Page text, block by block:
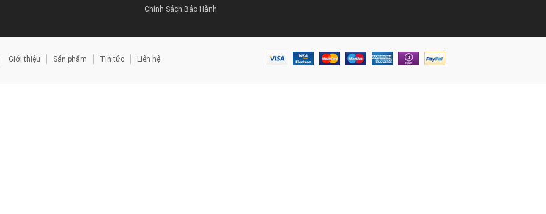
Chính Sách Bảo Hành
Giới thiệu Sản phẩm Tin tức Liên hệ